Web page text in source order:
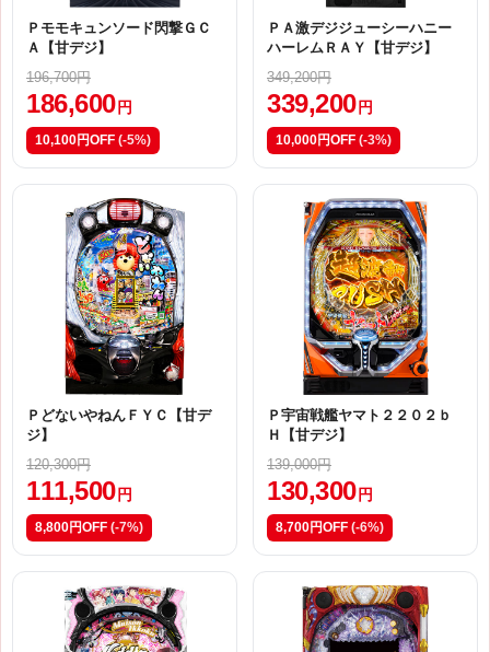
Ｐモモキュンソード閃撃ＧＣ
Ａ【甘デジ】
196,700円
186,600 円
10,100円OFF (-5%)
ＰＡ激デジジューシーハニー
ハーレムＲＡＹ【甘デジ】
349,200円
339,200 円
10,000円OFF (-3%)
ＰどないやねんＦＹＣ【甘デ
ジ】
120,300円
111,500 円
8,800円OFF (-7%)
Ｐ宇宙戦艦ヤマト２２０２ｂ
Ｈ【甘デジ】
139,000円
130,300 円
8,700円OFF (-6%)